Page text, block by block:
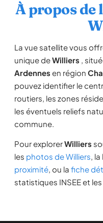
À propos de
La vue satellite vous
unique deWilliers ,
Ardennes en région
pouvez identifier le
routiers, les zones
les éventuels reliefs
commune.
Pour explorerWilliers
les photos de Williers,
proximité, ou la fiche
statistiques INSEE et